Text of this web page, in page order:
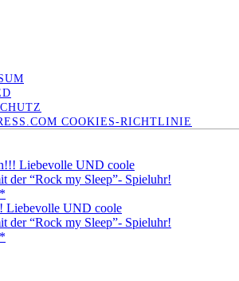
COOKIES-RICHTLINIE
Liebevolle UND coole
der “Rock my Sleep”- Spieluhr!